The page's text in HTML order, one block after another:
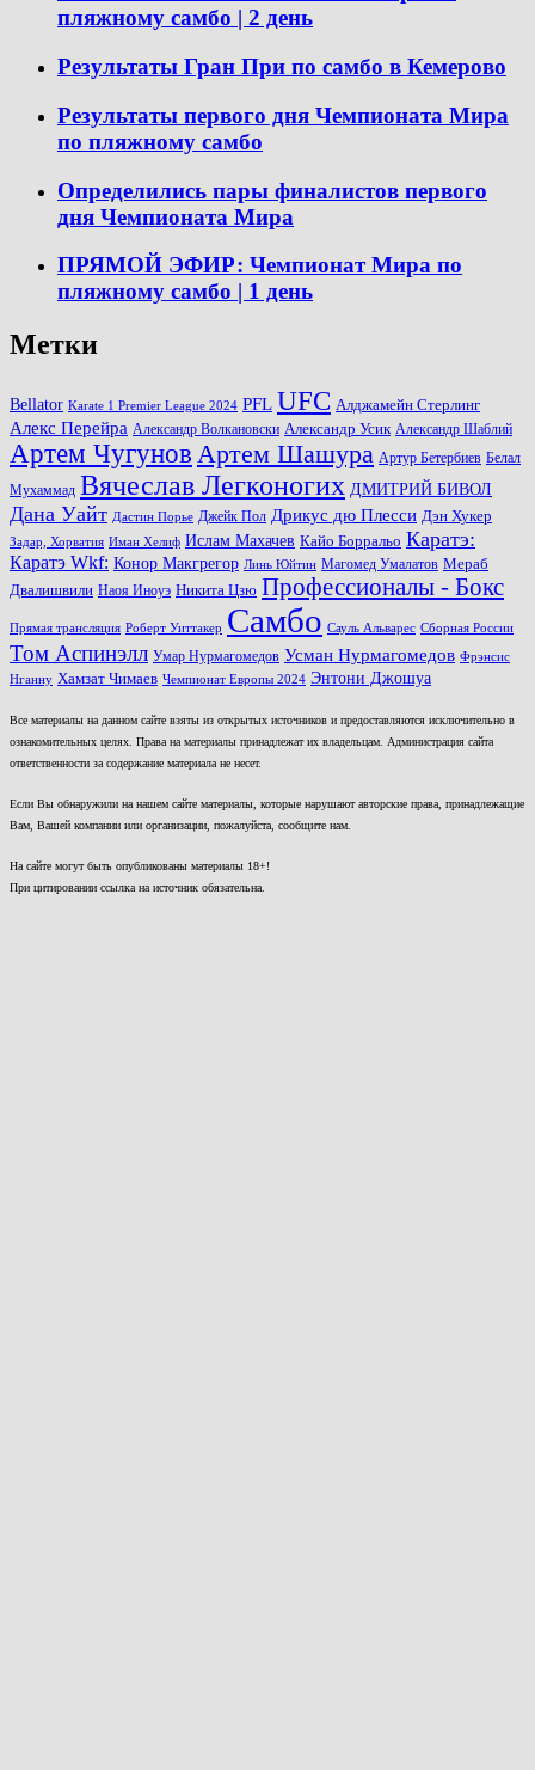
пляжному самбо | 2 день
Результаты Гран При по самбо в Кемерово
Результаты первого дня Чемпионата Мира
по пляжному самбо
Определились пары финалистов первого
дня Чемпионата Мира
ПРЯМОЙ ЭФИР: Чемпионат Мира по
пляжному самбо | 1 день
Метки
Bellator Karate 1 Premier League 2024 PFL UFC Алджамейн Стерлинг
Алекс Перейра Александр Волкановски Александр Усик Александр Шаблий
Артем Чугунов Артем Шашура Артур Бетербиев Белал
Мухаммад Вячеслав Легконогих ДМИТРИЙ БИВОЛ
Дана Уайт Дастин Порье Джейк Пол Дрикус дю Плесси Дэн Хукер
Задар, Хорватия Иман Хелиф Ислам Махачев Кайо Борральо Каратэ:
Каратэ Wkf: Конор Макгрегор Линь Юйтин Магомед Умалатов Мераб
Двалишвили Наоя Иноуэ Никита Цзю Профессионалы - Бокс
Прямая трансляция Роберт Уиттакер Самбо Сауль Альварес Сборная России
Том Аспинэлл Умар Нурмагомедов Усман Нурмагомедов Фрэнсис
Нганну Хамзат Чимаев Чемпионат Европы 2024 Энтони Джошуа
Все материалы на данном сайте взяты из открытых источников и предоставляются исключительно в
ознакомительных целях. Права на материалы принадлежат их владельцам. Администрация сайта
ответственности за содержание материала не несет.
Если Вы обнаружили на нашем сайте материалы, которые нарушают авторские права, принадлежащие
Вам, Вашей компании или организации, пожалуйста, сообщите нам.
На сайте могут быть опубликованы материалы 18+!
При цитировании ссылка на источник обязательна.